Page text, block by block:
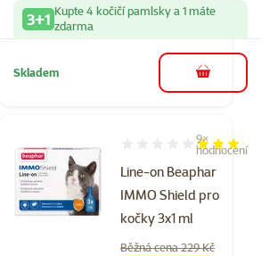
3+1 Kupte 4 kočičí pamlsky a 1 máte
zdarma
Skladem do košíku
Line-on Beaphar
IMMO Shield pro
kočky 3x1 ml
Hodnocení 64%, počet
9×
hodnocení
Běžná cena 229 Kč